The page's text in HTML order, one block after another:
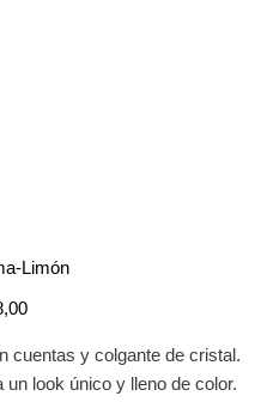
Limón
cuentas y colgante de cristal.
look único y lleno de color.